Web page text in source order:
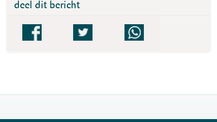
deel dit bericht